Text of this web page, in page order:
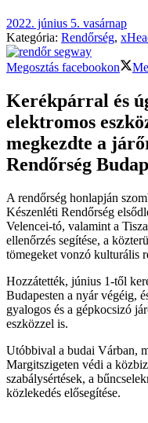
2022. június 5. vasárnap
Kategória: Rendőrség,
Megosztás facebookon
Kerékpárral és
elektromos
megkezdte a
Rendőrség
A rendőrség honlapján
Készenléti Rendőrség
Velencei-tó, valamint a
ellenőrzés segítése, a
tömegeket vonzó kulturális
Hozzátették, június 1-től
Budapesten a nyár végéig,
gyalogos és a gépkocsizó
eszközzel is.
Utóbbival a budai Várban,
Margitszigeten védi a
szabálysértések, a
közlekedés elősegítése.